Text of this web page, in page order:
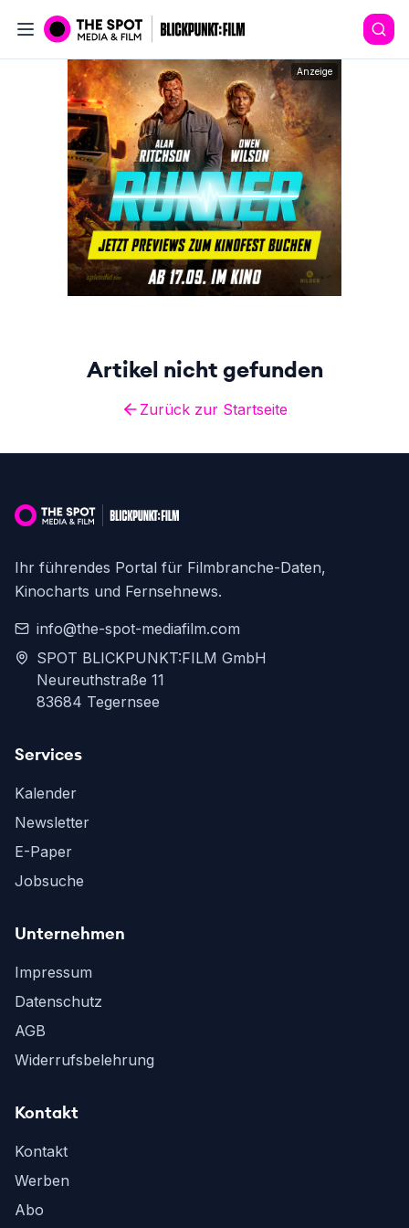
Anzeige
Artikel nicht gefunden
Zurück zur Startseite
Ihr führendes Portal für Filmbranche-Daten,
Kinocharts und Fernsehnews.
info@the-spot-mediafilm.com
SPOT BLICKPUNKT:FILM GmbH
Neureuthstraße 11
83684 Tegernsee
Services
Kalender
Newsletter
E-Paper
Jobsuche
Unternehmen
Impressum
Datenschutz
AGB
Widerrufsbelehrung
Kontakt
Kontakt
Werben
Abo